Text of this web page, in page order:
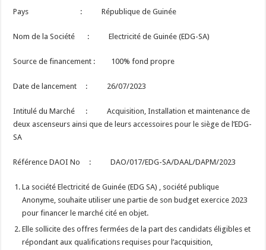
Pays : République de Guinée
Nom de la Société : Electricité de Guinée (EDG-SA)
Source de financement : 100% fond propre
Date de lancement : 26/07/2023
Intitulé du Marché : Acquisition, Installation et maintenance de
deux ascenseurs ainsi que de leurs accessoires pour le siège de l’EDG-
SA
Référence DAOI No : DAO/017/EDG-SA/DAAL/DAPM/2023
La société Electricité de Guinée (EDG SA) , société publique
Anonyme, souhaite utiliser une partie de son budget exercice 2023
pour financer le marché cité en objet.
Elle sollicite des offres fermées de la part des candidats éligibles et
répondant aux qualifications requises pour l’acquisition,